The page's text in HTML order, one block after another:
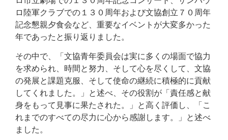
ロ陸軍クラブでの１３０周年および文協創立７０周年
記念懇親夕食会など、重要なイベントが大変多かった
年であったと振り返りました。
その中で、「文協青年委員会は実に多くの場面で協力
を求められ、時間と努力、そして心を尽くして、文協
の発展と課題克服、そして使命の継続に積極的に貢献
してくれました。」と述べ、その役割が「責任感と献
身をもって見事に果たされた。」と高く評価し、「こ
れまでのすべての尽力に心から感謝します。」と述べ
ました。